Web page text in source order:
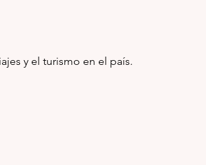
y el turismo en el país.